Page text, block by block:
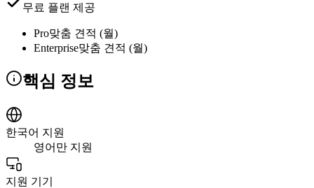
무료 플랜 제공
Pro맞춤 견적 (월)
Enterprise맞춤 견적 (월)
핵심 정보
한국어 지원
영어만 지원
지원 기기